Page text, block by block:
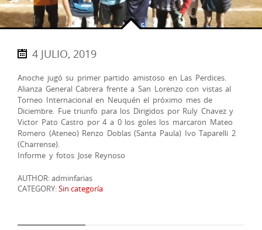
4 JULIO, 2019
Anoche jugó su primer partido amistoso en Las Perdices.
Alianza General Cabrera frente a San Lorenzo con vistas al
Torneo Internacional en Neuquén el próximo mes de
Diciembre. Fue triunfo para los Dirigidos por Ruly Chavez y
Victor Pato Castro por 4 a 0 los goles los marcaron Mateo
Romero (Ateneo) Renzo Doblas (Santa Paula) Ivo Taparelli 2
(Charrense).
Informe y fotos Jose Reynoso
AUTHOR: adminfarias
CATEGORY:Sin categoría